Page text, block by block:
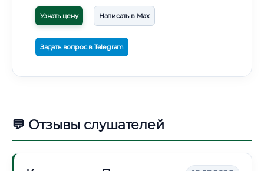
Узнать цену Написать в Max
Задать вопрос в Telegram
💬 Отзывы слушателей